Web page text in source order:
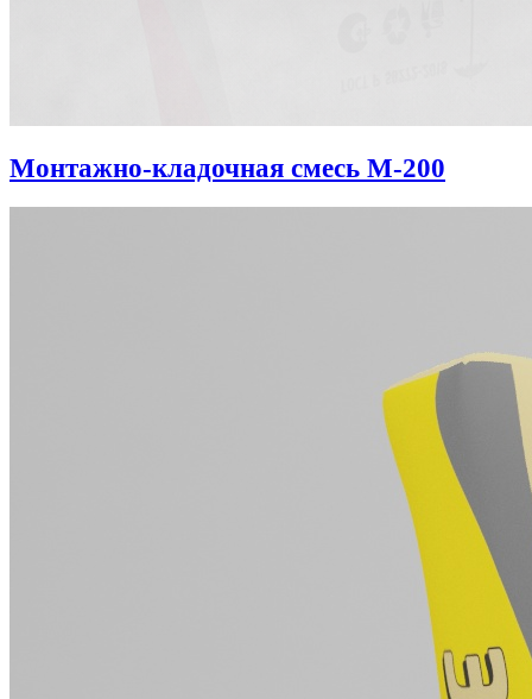
Монтажно-кладочная смесь М-200